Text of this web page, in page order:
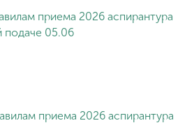
приема 2026 аспирантура
подаче 05.06
приема 2026 аспирантура